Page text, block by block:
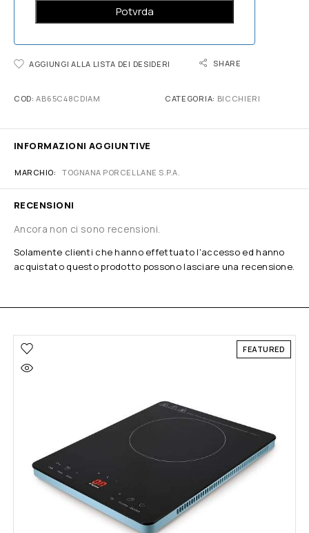
AGGIUNGI ALLA LISTA DEI DESIDERI SHARE
COD:AB65C48CDIAM CATEGORIA: BICCHIERI
INFORMAZIONI AGGIUNTIVE
MARCHIO TOGNANA PORCELLANE S.P.A.
RECENSIONI
Ancora non ci sono recensioni.
Solamente clienti che hanno effettuato l'accesso ed hanno
acquistato questo prodotto possono lasciare una recensione.
FEATURED